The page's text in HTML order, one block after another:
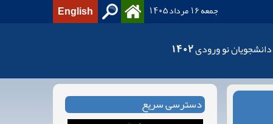
English جمعه 16 مرداد 1405
دانشجویان نو ورودی 1402
دسترسی سریع